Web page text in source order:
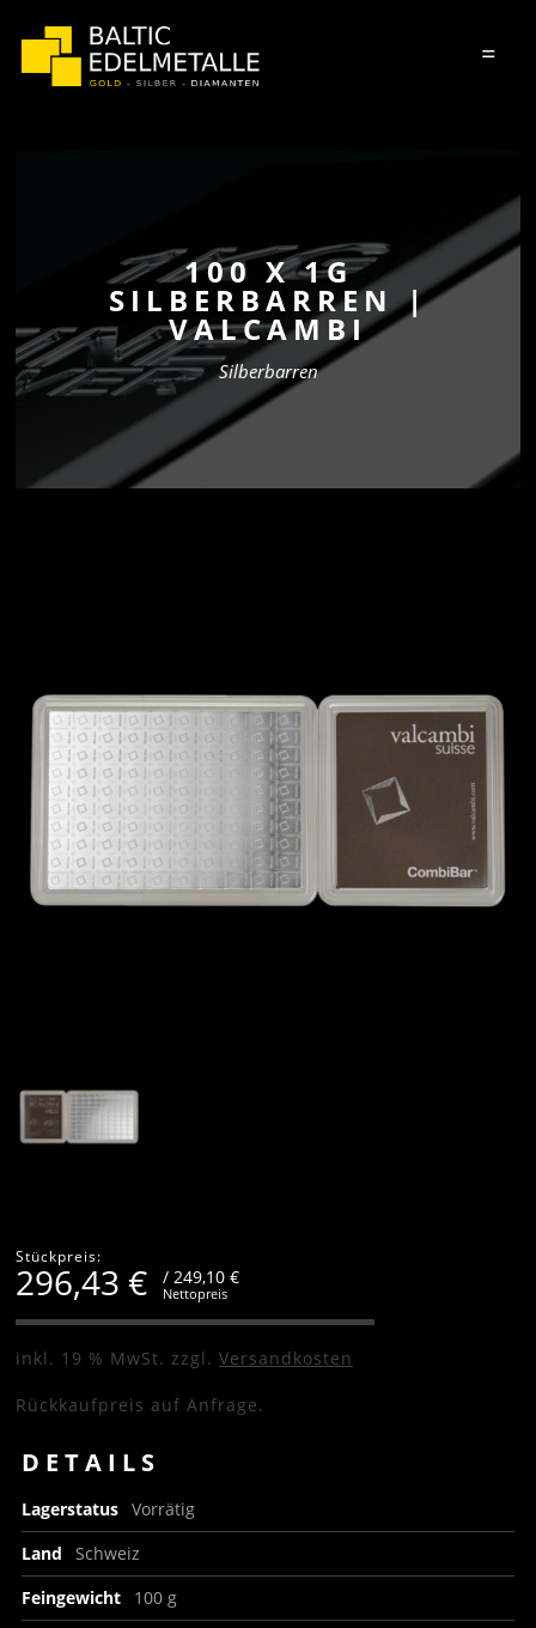
=
100 X 1G
SILBERBARREN |
VALCAMBI
Silberbarren
Stückpreis:
296,43 € / 249,10 €
Nettopreis
inkl. 19 % MwSt. zzgl. Versandkosten
Rückkaufpreis auf Anfrage.
DETAILS
Lagerstatus Vorrätig
Land
Schweiz
Feingewicht
100 g